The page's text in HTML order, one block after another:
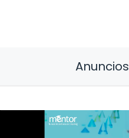
Anuncios